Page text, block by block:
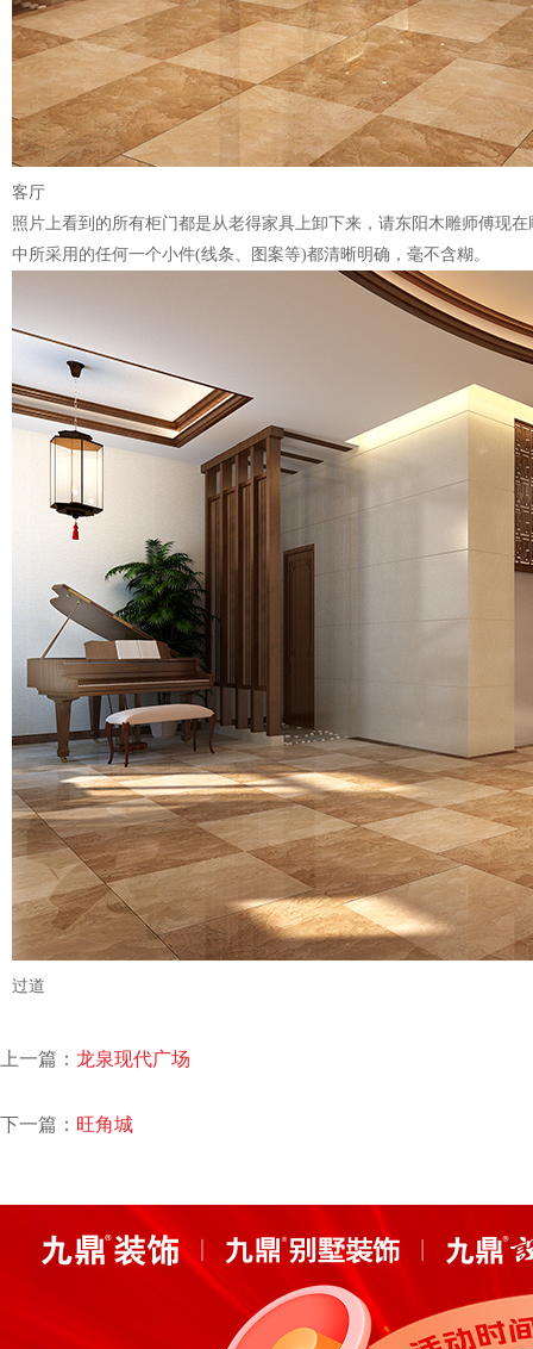
客厅
照片上看到的所有柜门都是从老得家具上卸下来，请东阳木雕师傅现
中所采用的任何一个小件(线条、图案等)都清晰明确，毫不含糊。
过道
上一篇： 龙泉现代广场
下一篇： 旺角城